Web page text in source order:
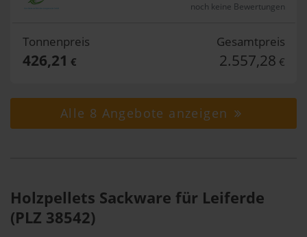
noch keine Bewertungen
Tonnenpreis
426,21 €
Gesamtpreis
2.557,28 €
Alle 8 Angebote anzeigen
Holzpellets Sackware für Leiferde
(PLZ 38542)